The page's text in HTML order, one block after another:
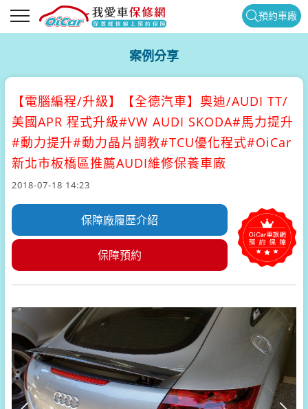
預約車廠
案例分享
【電腦編程/升級】
【全德汽車】奧迪/AUDI TT/
美國APR 程式升級#VW AUDI SKODA#馬力提升
#動力提升#動力晶片調教#TCU優化程式#OiCar
新北市板橋區推薦AUDI維修保養車廠
2018-07-18 14:23
保障廠履歷介紹
保障預約